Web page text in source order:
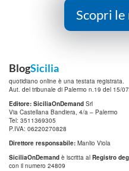
BlogSicilia
quotidiano online è una testata registrata.
Aut. del tribunale di Palermo n.19 del 15/
Editore: SiciliaOnDemand Srl
Via Castellana Bandiera, 4/a – Palermo
Tel: 3511369305
P.IVA: 06220270828
Direttore responsabile: Manlio Viola
SiciliaOnDemand è iscritta al Registro
con il numero 24809
Scopri